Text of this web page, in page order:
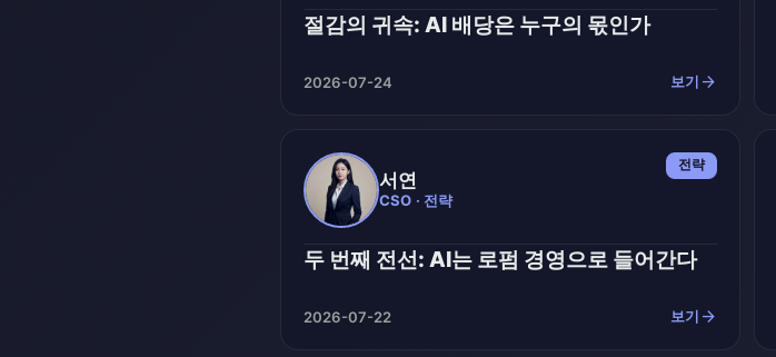
절감의 귀속: AI 배당은 누구의 몫인가
2026-07-24 보기 arrow_forward
서연
CSO · 전략
전략
두 번째 전선: AI는 로펌 경영으로 들어간다
2026-07-22 보기 arrow_forward